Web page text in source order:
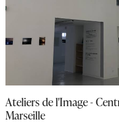
Ateliers de l'Image -
Marseille